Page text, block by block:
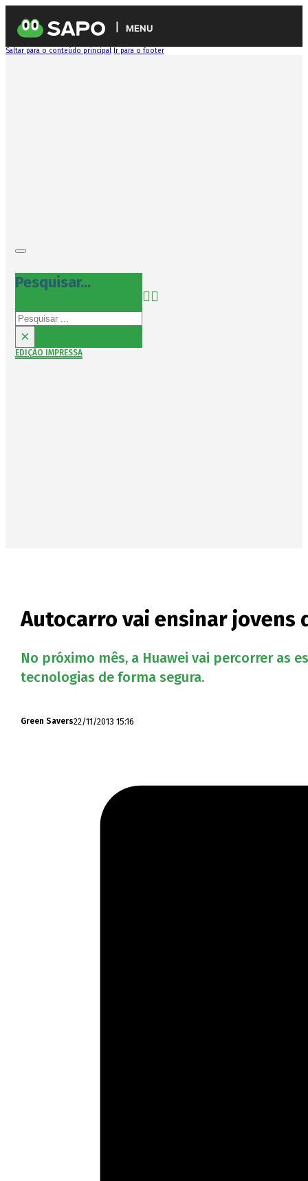
MENU
Saltar para o conteúdo principal Ir para o footer
Pesquisar...
Pesquisar
×
EDIÇÃO IMPRESSA
Autocarro vai ensinar
No próximo mês, a Huawei vai percorrer as
tecnologias de forma segura.
Green Savers22/11/2013 15:16